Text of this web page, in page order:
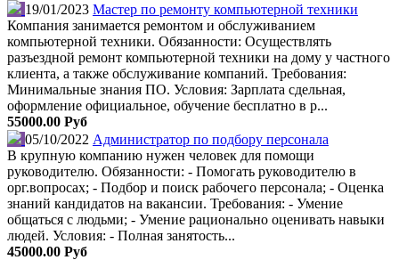
19/01/2023 Мастер по ремонту компьютерной техники
Компания занимается ремонтом и обслуживанием
компьютерной техники. Обязанности: Осуществлять
разъездной ремонт компьютерной техники на дому у частного
клиента, а также обслуживание компаний. Требования:
Минимальные знания ПО. Условия: Зарплата сдельная,
оформление официальное, обучение бесплатно в р...
55000.00 Руб
05/10/2022 Администратор по подбору персонала
В крупную компанию нужен человек для помощи
руководителю. Обязанности: - Помогать руководителю в
орг.вопросах; - Подбор и поиск рабочего персонала; - Оценка
знаний кандидатов на вакансии. Требования: - Умение
общаться с людьми; - Умение рационально оценивать навыки
людей. Условия: - Полная занятость...
45000.00 Руб